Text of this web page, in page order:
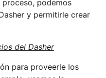
podemos
y permitirle crear
del Dasher
para proveerle los